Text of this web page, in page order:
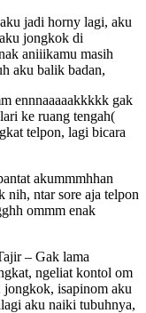
jadi horny lagi, aku
jongkok di
aniiikamu masih
aku balik badan,
ennnaaaaakkkkk gak
ke ruang tengah(
telpon, lagi bicara
akummmhhan
nih, ntar sore aja telpon
ommm enak
– Gak lama
ngeliat kontol om
jongkok, isapinom aku
aku naiki tubuhnya,